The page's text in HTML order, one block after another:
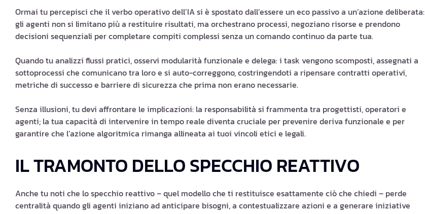
Ormai tu percepisci che il verbo operativo dell’IA si è spostato dall’essere un eco passivo a un’azione deliberata:
gli agenti non si limitano più a restituire risultati, ma orchestrano processi, negoziano risorse e prendono
decisioni sequenziali per completare compiti complessi senza un comando continuo da parte tua.
Quando tu analizzi flussi pratici, osservi modularità funzionale e delega: i task vengono scomposti, assegnati a
sottoprocessi che comunicano tra loro e si auto-correggono, costringendoti a ripensare contratti operativi,
metriche di successo e barriere di sicurezza che prima non erano necessarie.
Senza illusioni, tu devi affrontare le implicazioni: la responsabilità si frammenta tra progettisti, operatori e
agenti; la tua capacità di intervenire in tempo reale diventa cruciale per prevenire deriva funzionale e per
garantire che l’azione algoritmica rimanga allineata ai tuoi vincoli etici e legali.
IL TRAMONTO DELLO SPECCHIO REATTIVO
Anche tu noti che lo specchio reattivo – quel modello che ti restituisce esattamente ciò che chiedi – perde
centralità quando gli agenti iniziano ad anticipare bisogni, a contestualizzare azioni e a generare iniziative